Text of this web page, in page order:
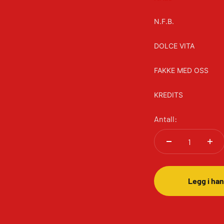
N.F.B.
DOLCE VITA
FAKKE MED OSS
KREDITS
Antall:
Legg i